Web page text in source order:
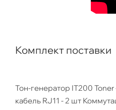
Комплект поставки
Тон-генератор IT200
кабель RJ11 - 2 шт